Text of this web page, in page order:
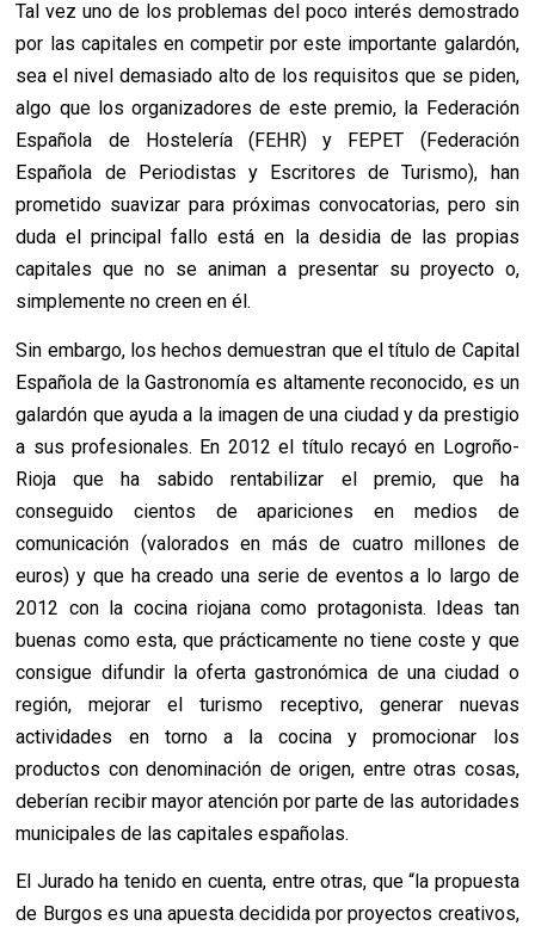
Tal vez uno de los problemas del poco interés demostrado
por las capitales en competir por este importante galardón,
sea el nivel demasiado alto de los requisitos que se piden,
algo que los organizadores de este premio, la Federación
Española de Hostelería (FEHR) y FEPET (Federación
Española de Periodistas y Escritores de Turismo), han
prometido suavizar para próximas convocatorias, pero sin
duda el principal fallo está en la desidia de las propias
capitales que no se animan a presentar su proyecto o,
simplemente no creen en él.
Sin embargo, los hechos demuestran que el título de Capital
Española de la Gastronomía es altamente reconocido, es un
galardón que ayuda a la imagen de una ciudad y da prestigio
a sus profesionales. En 2012 el título recayó en Logroño-
Rioja que ha sabido rentabilizar el premio, que ha
conseguido cientos de apariciones en medios de
comunicación (valorados en más de cuatro millones de
euros) y que ha creado una serie de eventos a lo largo de
2012 con la cocina riojana como protagonista. Ideas tan
buenas como esta, que prácticamente no tiene coste y que
consigue difundir la oferta gastronómica de una ciudad o
región, mejorar el turismo receptivo, generar nuevas
actividades en torno a la cocina y promocionar los
productos con denominación de origen, entre otras cosas,
deberían recibir mayor atención por parte de las autoridades
municipales de las capitales españolas.
El Jurado ha tenido en cuenta, entre otras, que“la propuesta
de Burgos es una apuesta decidida por proyectos creativos,